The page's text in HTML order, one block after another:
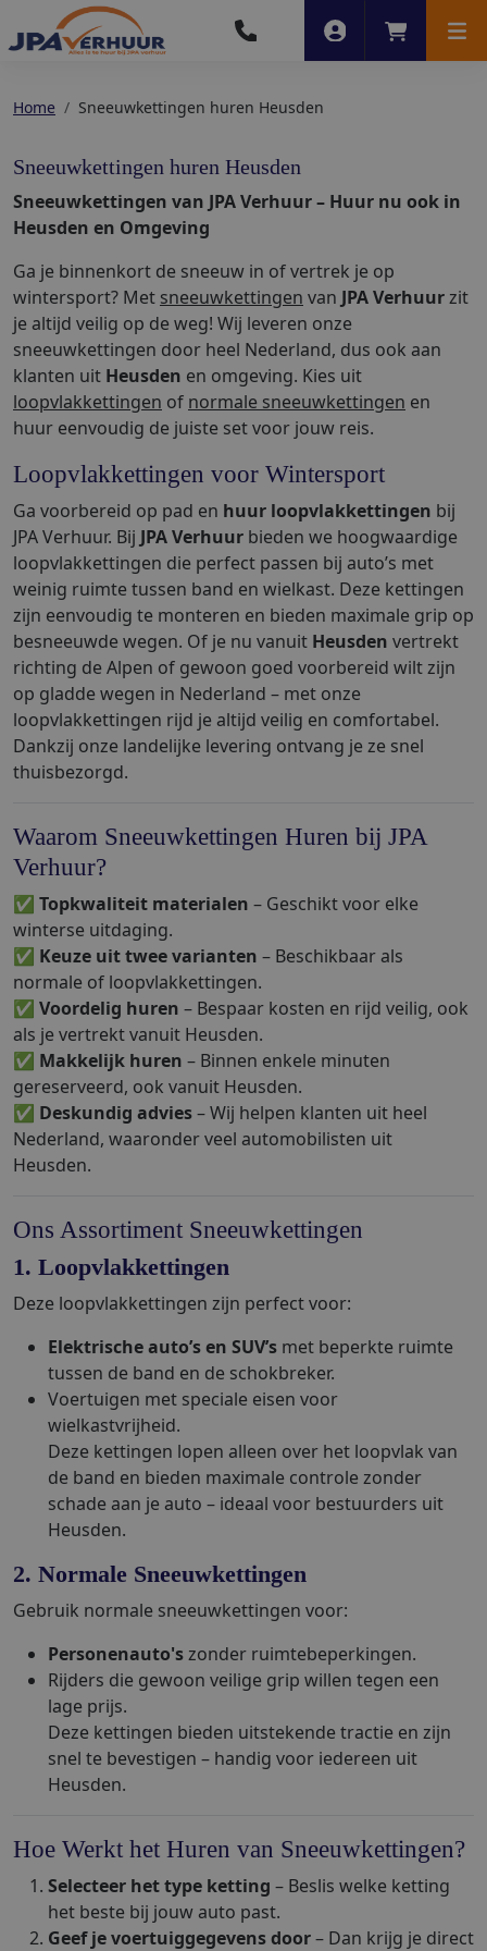
Account
Home Sneeuwkettingen huren Heusden
Sneeuwkettingen huren Heusden
Sneeuwkettingen van JPA Verhuur – Huur nu ook in
Heusden en Omgeving
Ga je binnenkort de sneeuw in of vertrek je op
wintersport? Met sneeuwkettingen van JPA Verhuurzit
je altijd veilig op de weg! Wij leveren onze
sneeuwkettingen door heel Nederland, dus ook aan
klanten uit Heusden en omgeving. Kies uit
loopvlakkettingen of normale sneeuwkettingen en
huur eenvoudig de juiste set voor jouw reis.
Loopvlakkettingen voor Wintersport
Ga voorbereid op pad en huur loopvlakkettingen bij
JPA Verhuur. Bij JPA Verhuur bieden we hoogwaardige
loopvlakkettingen die perfect passen bij auto’s met
weinig ruimte tussen band en wielkast. Deze kettingen
zijn eenvoudig te monteren en bieden maximale grip op
besneeuwde wegen. Of je nu vanuit Heusden vertrekt
richting de Alpen of gewoon goed voorbereid wilt zijn
op gladde wegen in Nederland – met onze
loopvlakkettingen rijd je altijd veilig en comfortabel.
Dankzij onze landelijke levering ontvang je ze snel
thuisbezorgd.
Waarom Sneeuwkettingen Huren bij JPA
Verhuur?
✅ Topkwaliteit materialen – Geschikt voor elke
winterse uitdaging.
✅ Keuze uit twee varianten – Beschikbaar als
normale of loopvlakkettingen.
✅ Voordelig huren – Bespaar kosten en rijd veilig, ook
als je vertrekt vanuit Heusden.
✅ Makkelijk huren – Binnen enkele minuten
gereserveerd, ook vanuit Heusden.
✅ Deskundig advies– Wij helpen klanten uit heel
Nederland, waaronder veel automobilisten uit
Heusden.
Ons Assortiment Sneeuwkettingen
1. Loopvlakkettingen
Deze loopvlakkettingen zijn perfect voor:
Elektrische auto’s en SUV’s met beperkte ruimte
tussen de band en de schokbreker.
Voertuigen met speciale eisen voor
wielkastvrijheid.
Deze kettingen lopen alleen over het loopvlak van
de band en bieden maximale controle zonder
schade aan je auto – ideaal voor bestuurders uit
Heusden.
2. Normale Sneeuwkettingen
Gebruik normale sneeuwkettingen voor:
Personenauto'szonder ruimtebeperkingen.
Rijders die gewoon veilige grip willen tegen een
lage prijs.
Deze kettingen bieden uitstekende tractie en zijn
snel te bevestigen – handig voor iedereen uit
Heusden.
Hoe Werkt het Huren van Sneeuwkettingen?
Selecteer het type ketting – Beslis welke ketting
het beste bij jouw auto past.
Geef je voertuiggegevens door– Dan krijg je direct